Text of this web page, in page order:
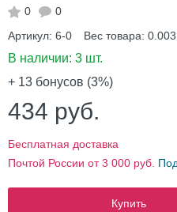
0
0
Артикул: 6-0 Вес товара: 0.003
В наличии: 3 шт.
+ 13 бонусов (3%)
434 руб.
Бесплатная доставка
Почтой России от 3 000 руб.
Купить